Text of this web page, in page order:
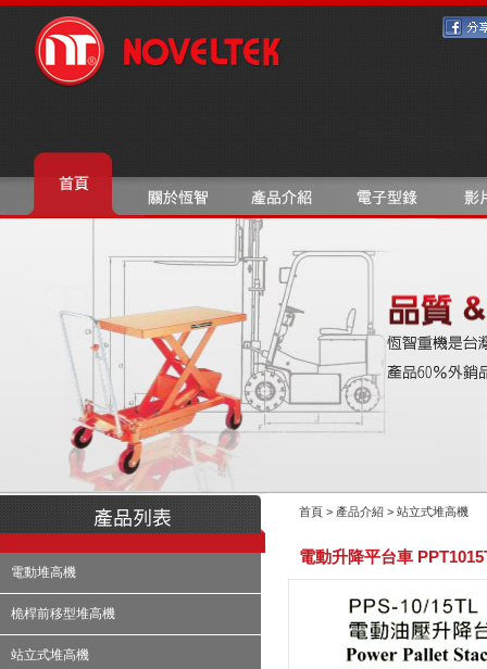
電動堆高機
桅桿前移型堆高機
站立式堆高機
首頁 > 產品介紹 > 站立式堆高機
電動升降平台車